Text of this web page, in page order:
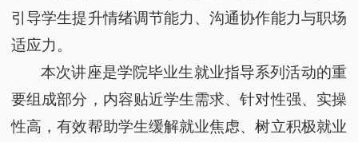
引导学生提升情绪调节能力、沟通协作能力与职场
适应力。
本次讲座是学院毕业生就业指导系列活动的重
要组成部分，内容贴近学生需求、针对性强、实操
性高，有效帮助学生缓解就业焦虑、树立积极就业